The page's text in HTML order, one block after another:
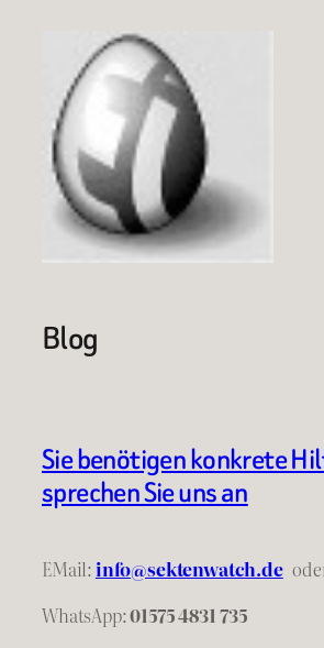
springen
Blog
Sie benötigen konkrete
sprechen Sie uns an
EMail:info@sektenwatch.de
WhatsApp:01575 4831 735